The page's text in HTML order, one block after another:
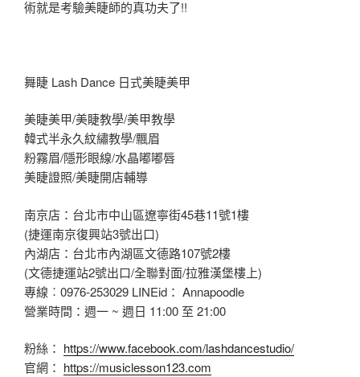
術就是考驗美睫師的真功夫了!!
舞睫 Lash Dance 日式美睫美甲
美睫美甲/美睫教學/美甲教學
韓式半永久紋繡教學/飄眉
粉霧眉/隱形眼線/水晶嘟嘟唇
美睫證照/美睫開店輔導
南京店：台北市中山區遼寧街45巷11號1樓
(捷運南京復興站3號出口)
內湖店：台北市內湖區文德路107號2樓
(文德捷運站2號出口/全聯對面/拉雅漢堡樓上)
專線︰0976-253029 LINEid： Annapoodle
營業時間：週一 ~ 週日 11:00 至 21:00
粉絲： https://www.facebook.com/lashdancestudio/
官網： https://musiclesson123.com